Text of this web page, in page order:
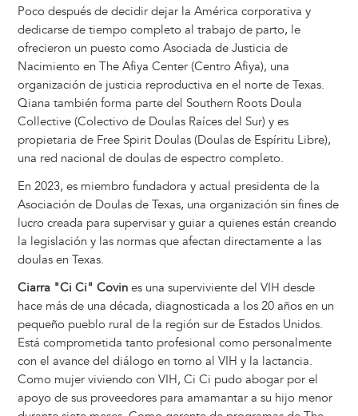
Poco después de decidir dejar la América corporativa y
dedicarse de tiempo completo al trabajo de parto, le
ofrecieron un puesto como Asociada de Justicia de
Nacimiento en The Afiya Center (Centro Afiya), una
organización de justicia reproductiva en el norte de Texas.
Qiana también forma parte del Southern Roots Doula
Collective (Colectivo de Doulas Raíces del Sur) y es
propietaria de Free Spirit Doulas (Doulas de Espíritu Libre),
una red nacional de doulas de espectro completo.
En 2023, es miembro fundadora y actual presidenta de la
Asociación de Doulas de Texas, una organización sin fines de
lucro creada para supervisar y guiar a quienes están creando
la legislación y las normas que afectan directamente a las
doulas en Texas.
Ciarra "Ci Ci" Covines una superviviente del VIH desde
hace más de una década, diagnosticada a los 20 años en un
pequeño pueblo rural de la región sur de Estados Unidos.
Está comprometida tanto profesional como personalmente
con el avance del diálogo en torno al VIH y la lactancia.
Como mujer viviendo con VIH, Ci Ci pudo abogar por el
apoyo de sus proveedores para amamantar a su hijo menor